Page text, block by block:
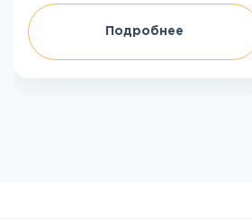
Подробнее